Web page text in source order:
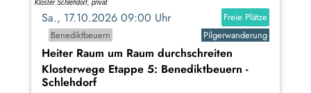
Sa., 17.10.2026 09:00 Uhr
Freie Plätze
Benediktbeuern
Pilgerwanderung
Heiter Raum um Raum durchschreiten
Klosterwege Etappe 5: Benediktbeuern -
Schlehdorf